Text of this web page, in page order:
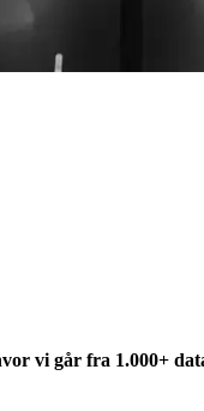
vi går fra 1.000+